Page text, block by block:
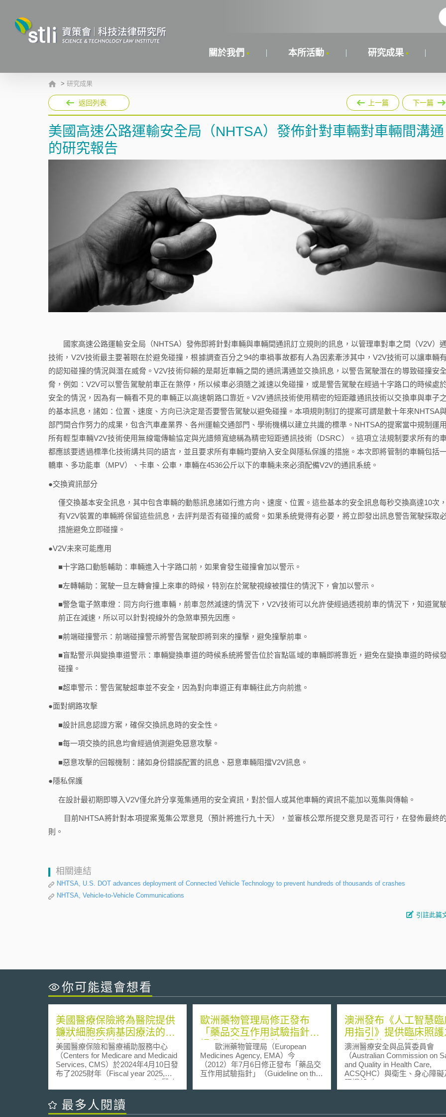
關於我們 本所活動 研究成果
> 研究成果
返回列表 上一篇 下一篇
美國高速公路運輸安全局（NHTSA）發佈針對車輛對車輛間溝通
的研究報告
國家高速公路運輸安全局（NHTSA）發佈即將針對車輛與車輛間通訊訂立規則的訊息，以管理車對車之間（V2V）
技術，V2V技術最主要著眼在於避免碰撞，根據調查百分之94的車禍事故都有人為因素牽涉其中，V2V技術可以讓車輛
的認知碰撞的情況與潛在威脅。V2V技術仰賴的是鄰近車輛之間的通訊溝通並交換訊息，以警告駕駛潛在的導致碰撞安
脅，例如：V2V可以警告駕駛前車正在煞停，所以候車必須隨之減速以免碰撞，或是警告駕駛在經過十字路口的時候處
安全的情況，因為有一輛看不見的車輛正以高速朝路口靠近。V2V通訊技術使用精密的短距離通訊技術以交換車與車子
的基本訊息，諸如：位置、速度、方向已決定是否要警告駕駛以避免碰撞。本項規則制訂的提案可謂是數十年來NHTSA
部門間合作努力的成果，包含汽車產業界、各州運輸交通部門、學術機構以建立共識的標準。NHTSA的提案當中規制運
所有輕型車輛V2V技術使用無線電傳輸協定與光譜頻寬總稱為精密短距通訊技術（DSRC）。這項立法規制要求所有的
都應該要透過標準化技術講共同的語言，並且要求所有車輛均要納入安全與隱私保護的措施。本次即將管制的車輛包括
轎車、多功能車（MPV）、卡車、公車，車輛在4536公斤以下的車輛未來必須配備V2V的通訊系統。
●交換資訊部分
僅交換基本安全訊息，其中包含車輛的動態訊息諸如行進方向、速度、位置。這些基本的安全訊息每秒交換高達10次
有V2V裝置的車輛將保留這些訊息，去評判是否有碰撞的威脅。如果系統覺得有必要，將立即發出訊息警告駕駛採取
措施避免立即碰撞。
●V2V未來可能應用
■十字路口動態輔助：車輛進入十字路口前，如果會發生碰撞會加以警示。
■左轉輔助：駕駛一旦左轉會撞上來車的時候，特別在於駕駛視線被擋住的情況下，會加以警示。
■警急電子煞車燈：同方向行進車輛，前車忽然減速的情況下，V2V技術可以允許使經過透視前車的情況下，知道駕
前正在減速，所以可以針對視線外的急煞車預先因應。
■前端碰撞警示：前端碰撞警示將警告駕駛即將到來的撞擊，避免撞擊前車。
■盲點警示與變換車道警示：車輛變換車道的時候系統將警告位於盲點區域的車輛即將靠近，避免在變換車道的時候
碰撞。
■超車警示：警告駕駛超車並不安全，因為對向車道正有車輛往此方向前進。
●面對網路攻擊
■設計訊息認證方案，確保交換訊息時的安全性。
■每一項交換的訊息均會經過偵測避免惡意攻擊。
■惡意攻擊的回報機制：諸如身份錯誤配置的訊息、惡意車輛阻擋V2V訊息。
●隱私保護
在設計最初期即導入V2V僅允許分享蒐集通用的安全資訊，對於個人或其他車輛的資訊不能加以蒐集與傳輸。
目前NHTSA將針對本項提案蒐集公眾意見（預計將進行九十天），並審核公眾所提交意見是否可行，在發佈最終
則。
相關連結
NHTSA, U.S. DOT advances deployment of Connected Vehicle Technology to prevent hundreds of thousands of crashes
NHTSA, Vehicle-to-Vehicle Communications
引註此篇
你可能還會想看
美國醫療保險將為醫院提供
鐮狀細胞疾病基因療法的創
新支付鼓勵措施
美國醫療保險和醫療補助服務中心
（Centers for Medicare and Medicaid
Services, CMS）於2024年4月10日發
布了2025財年（Fiscal year 2025,
Oct. 1, 2024, to Sept. 30, 2025）醫療
保險醫院住院預期支付系統
（Inpatient Prospective Payment
System, IPPS）規則草案（proposed
歐洲藥物管理局修正發布
「藥品交互作用試驗指針」
提升用藥安全與效用
歐洲藥物管理局（European
Medicines Agency, EMA）今
（2012）年7月6日修正發布「藥品交
互作用試驗指針」（Guideline on the
Investigation of Drug Interactions），
EMA表示這是該指針自1997年發布以
澳洲發布《人工智慧
用指引》提供臨床照
工智慧使用合規框架
澳洲醫療安全與品質委員會
（Australian Commission on
and Quality in Health Care,
ACSQHC）與衛生、身心障礙
照護部（Department of Health,
Disability and Ageing）聯合於
最多人閱讀